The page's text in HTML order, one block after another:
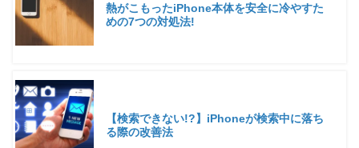
熱がこもったiPhone本体を安全に冷やすた
めの7つの対処法!
【検索できない!?】iPhoneが検索中に落ち
る際の改善法